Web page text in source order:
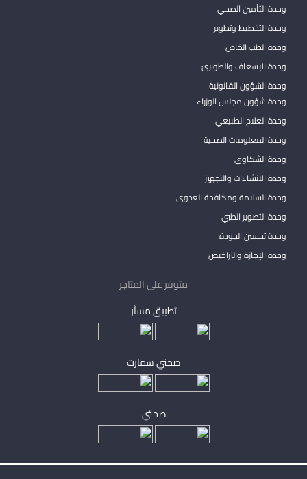
وحدة التأمين الصحي
وحدة التخطيط وتطوير
وحدة الطب الخاص
وحدة الإسعاف والطوارئ
وحدة الشؤون القانونية
وحدة شؤون مجلس الوزراء
وحدة العلاج الطبيعي
وحدة المعلومات الصحية
وحدة الشكاوي
وحدة الانشاءات والتجهيز
وحدة السلامة ومكافحة العدوى
وحدة التصوير الطبي
وحدة تحسين الجودة
وحدة الإجازة والتراخيص
متوفر على المتاجر
تطبيق مساْر
صحتي سمارت
صحتي